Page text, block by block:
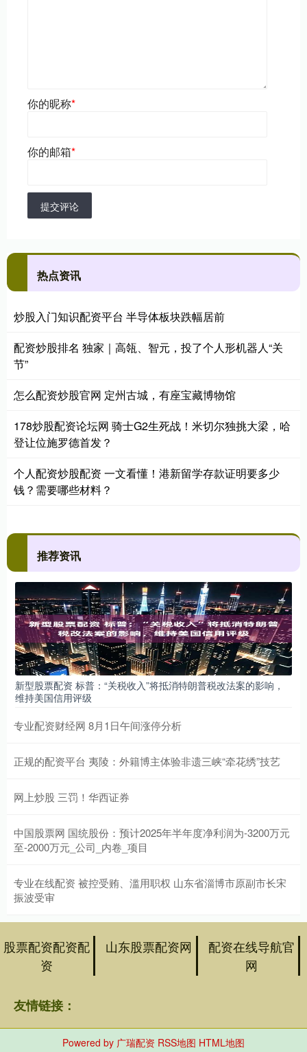
你的昵称*
你的邮箱*
提交评论
热点资讯
炒股入门知识配资平台 半导体板块跌幅居前
配资炒股排名 独家｜高瓴、智元，投了个人形机器人“关
节”
怎么配资炒股官网 定州古城，有座宝藏博物馆
178炒股配资论坛网 骑士G2生死战！米切尔独挑大梁，哈
登让位施罗德首发？
个人配资炒股配资 一文看懂！港新留学存款证明要多少
钱？需要哪些材料？
推荐资讯
新型股票配资 标普：“关税收入”将抵消特朗普税改法案的影响，
维持美国信用评级
专业配资财经网 8月1日午间涨停分析
正规的配资平台 夷陵：外籍博主体验非遗三峡“牵花绣”技艺
网上炒股 三罚！华西证券
中国股票网 国统股份：预计2025年半年度净利润为-3200万元
至-2000万元_公司_内卷_项目
专业在线配资 被控受贿、滥用职权 山东省淄博市原副市长宋
振波受审
股票配资配资配
资
山东股票配资网
配资在线导航官
网
友情链接：
Powered by 广瑞配资 RSS地图 HTML地图